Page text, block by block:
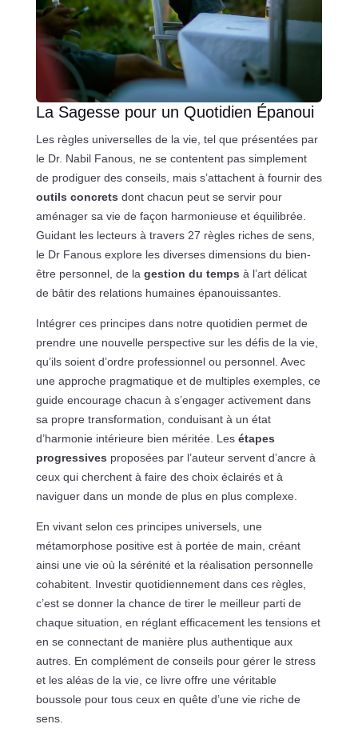
La Sagesse pour un Quotidien Épanoui
Les règles universelles de la vie, tel que présentées par
le Dr. Nabil Fanous, ne se contentent pas simplement
de prodiguer des conseils, mais s’attachent à fournir des
outils concrets dont chacun peut se servir pour
aménager sa vie de façon harmonieuse et équilibrée.
Guidant les lecteurs à travers 27 règles riches de sens,
le Dr Fanous explore les diverses dimensions du bien-
être personnel, de la gestion du temps à l’art délicat
de bâtir des relations humaines épanouissantes.
Intégrer ces principes dans notre quotidien permet de
prendre une nouvelle perspective sur les défis de la vie,
qu’ils soient d’ordre professionnel ou personnel. Avec
une approche pragmatique et de multiples exemples, ce
guide encourage chacun à s’engager activement dans
sa propre transformation, conduisant à un état
d’harmonie intérieure bien méritée. Les étapes
progressives proposées par l’auteur servent d’ancre à
ceux qui cherchent à faire des choix éclairés et à
naviguer dans un monde de plus en plus complexe.
En vivant selon ces principes universels, une
métamorphose positive est à portée de main, créant
ainsi une vie où la sérénité et la réalisation personnelle
cohabitent. Investir quotidiennement dans ces règles,
c’est se donner la chance de tirer le meilleur parti de
chaque situation, en réglant efficacement les tensions et
en se connectant de manière plus authentique aux
autres. En complément de conseils pour gérer le stress
et les aléas de la vie, ce livre offre une véritable
boussole pour tous ceux en quête d’une vie riche de
sens.